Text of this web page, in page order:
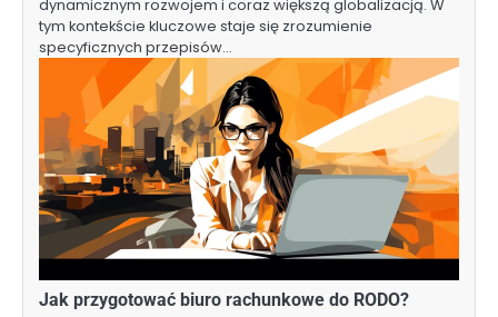
dynamicznym rozwojem i coraz większą globalizacją. W
tym kontekście kluczowe staje się zrozumienie
specyficznych przepisów…
Jak przygotować biuro rachunkowe do RODO?